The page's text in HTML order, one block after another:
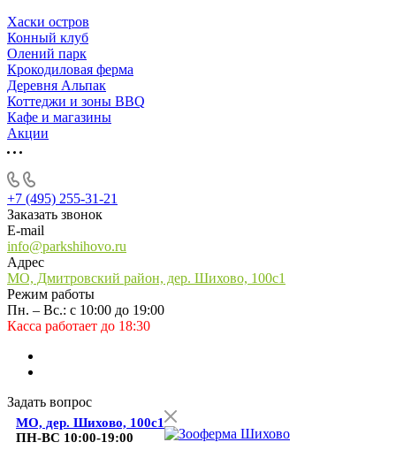
Хаски остров
Конный клуб
Олений парк
Крокодиловая ферма
Деревня Альпак
Коттеджи и зоны BBQ
Кафе и магазины
Акции
+7 (495) 255-31-21
Заказать звонок
E-mail
info@parkshihovo.ru
Адрес
МО, Дмитровский район, дер. Шихово, 100с1
Режим работы
Пн. – Вс.: с 10:00 до 19:00
Касса работает до 18:30
Задать вопрос
МО, дер. Шихово, 100с1
ПН-ВС 10:00-19:00